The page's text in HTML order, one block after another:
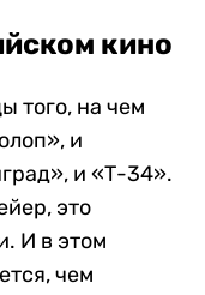
кино
того, на чем
и
и «Т-34».
это
И в этом
чем